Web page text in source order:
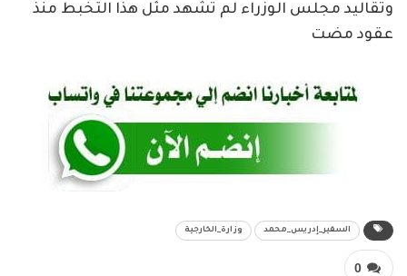
وتقاليد مجلس الوزراء لم تشهد مثل هذا التخبط منذ
عقود مضت
السفير_إدريس_محمد وزارة_الخارجية
0